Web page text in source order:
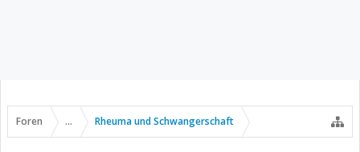
Foren ... Rheuma und Schwangerschaft